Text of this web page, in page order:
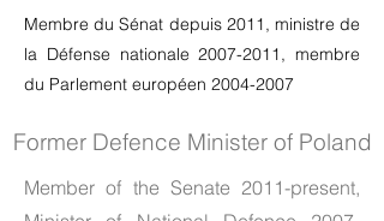
Membre du Sénat depuis 2011, ministre de
la Défense nationale2007-2011, membre
du Parlement européen 2004-2007
Former Defence Minister of Poland
Member of the Senate 2011-present,